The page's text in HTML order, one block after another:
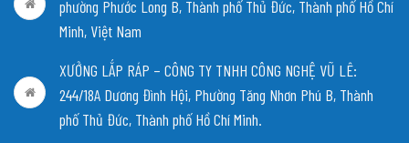
phường Phước Long B, Thành phố Thủ Đức, Thành phố Hồ Chí
Minh, Việt Nam
XƯỞNG LẮP RÁP – CÔNG TY TNHH CÔNG NGHỆ VŨ LÊ:
244/18A Dương Đình Hội, Phường Tăng Nhơn Phú B, Thành
phố Thủ Đức, Thành phố Hồ Chí Minh.